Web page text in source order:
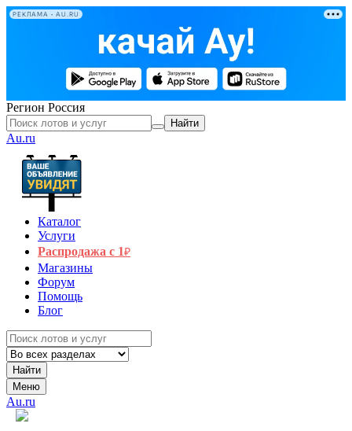
РЕКЛАМА • AU.RU
Регион Россия
Найти
Au.ru
Каталог
Услуги
Распродажа с 1₽
Магазины
Форум
Помощь
Блог
Найти
Меню
Au.ru